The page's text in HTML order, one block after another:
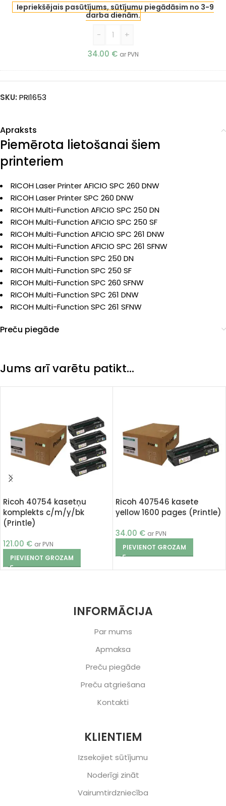
(Printle)
Iepriekšējais pasūtījums, sūtījumu piegādāsim no 3-9
darba dienām.
-
+
34.00 € ar PVN
SKU: PRI1653
Apraksts
Piemērota lietošanai šiem
printeriem
RICOH Laser Printer AFICIO SPC 260 DNW
RICOH Laser Printer SPC 260 DNW
RICOH Multi-Function AFICIO SPC 250 DN
RICOH Multi-Function AFICIO SPC 250 SF
RICOH Multi-Function AFICIO SPC 261 DNW
RICOH Multi-Function AFICIO SPC 261 SFNW
RICOH Multi-Function SPC 250 DN
RICOH Multi-Function SPC 250 SF
RICOH Multi-Function SPC 260 SFNW
RICOH Multi-Function SPC 261 DNW
RICOH Multi-Function SPC 261 SFNW
Preču piegāde
Jums arī varētu patikt…
Ricoh 40754 kasetņu
komplekts c/m/y/bk
(Printle)
121.00 € ar PVN
PIEVIENOT GROZAM
Ricoh 407546 kasete
yellow 1600 pages (Printle)
34.00 € ar PVN
PIEVIENOT GROZAM
INFORMĀCIJA
Par mums
Apmaksa
Preču piegāde
Preču atgriešana
Kontakti
KLIENTIEM
Izsekojiet sūtījumu
Noderīgi zināt
Vairumtirdzniecība